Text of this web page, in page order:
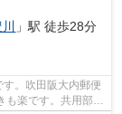
」駅 徒歩28分
。吹田阪大内郵便
楽です。共用部に